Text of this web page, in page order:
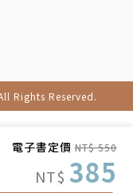
電子書定價 NT$ 550
NT$ 385
Rights Reserved.